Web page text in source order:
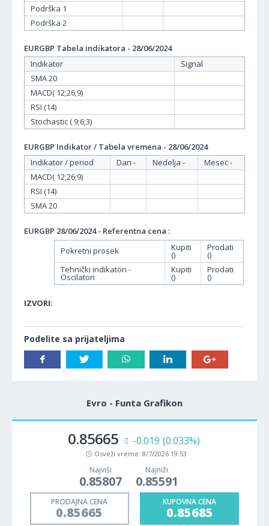
Podrška 1
Podrška 2
EURGBP Tabela indikatora - 28/06/2024
Indikator
Signal
SMA 20
MACD( 12;26;9)
RSI (14)
Stochastic ( 9;6;3)
EURGBP Indikator / Tabela vremena - 28/06/2024
Indikator / period
Dan - Nedelja -
Mesec -
MACD( 12;26;9)
RSI (14)
SMA 20
EURGBP 28/06/2024 - Referentna cena :
Pokretni prosek
Kupiti
()
Prodati
()
Tehnički indikatori -
Oscilatori
Kupiti
()
Prodati
()
IZVORI:
Podelite sa prijateljima
Evro - Funta Grafikon
0.85665 -0.019 (0.033%)
Osveži vreme: 8/7/2026 19:53
Najviši
0.85807
Najniži
0.85591
PRODAJNA CENA
0.85665
KUPOVNA CENA
0.85685